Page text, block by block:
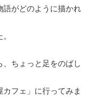
語がどのように描かれ
ちょっと足をのばし
フェ」に行ってみま